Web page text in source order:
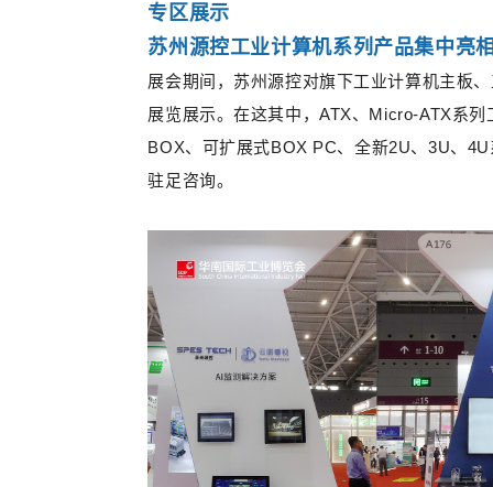
专区展示
苏州源控工业计算机系列产品集中亮
展会期间，苏州源控对旗下工业计算机主板
展览展示。在这其中，ATX、Micro-ATX系
BOX、可扩展式BOX PC、全新2U、3U、
驻足咨询。